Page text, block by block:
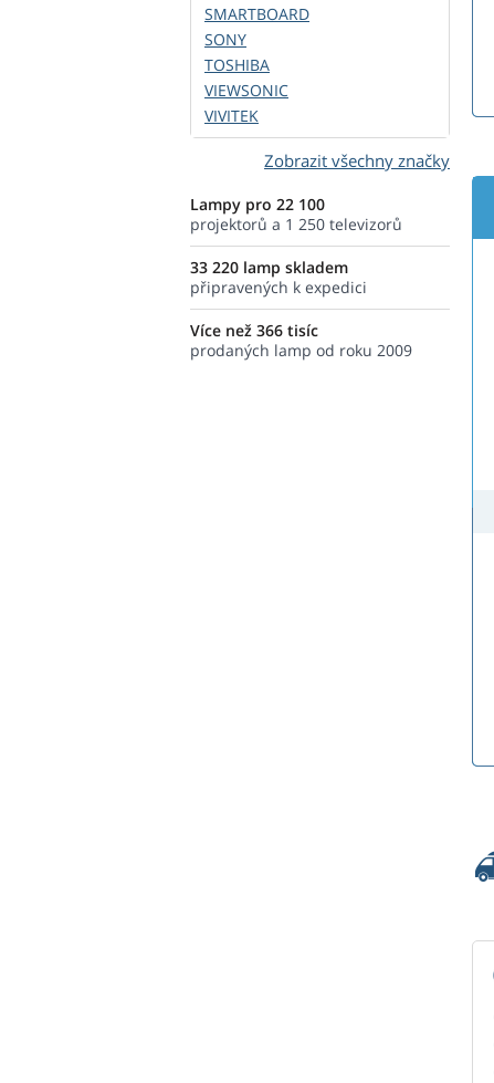
SMARTBOARD
SONY
TOSHIBA
VIEWSONIC
VIVITEK
Zobrazit všechny značky
Lampy pro 22 100
projektorů a 1 250 televizorů
33 220 lamp skladem
připravených k expedici
Více než 366 tisíc
prodaných lamp od roku 2009